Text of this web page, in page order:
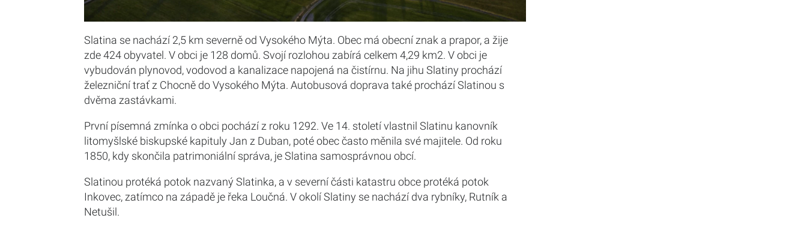
Slatina se nachází 2,5 km severně od Vysokého Mýta. Obec má obecní znak a prapor, a žije
zde 424 obyvatel. V obci je 128 domů. Svojí rozlohou zabírá celkem 4,29 km2. V obci je
vybudován plynovod, vodovod a kanalizace napojená na čistírnu. Na jihu Slatiny prochází
železniční trať z Chocně do Vysokého Mýta. Autobusová doprava také prochází Slatinou s
dvěma zastávkami.
První písemná zmínka o obci pochází z roku 1292. Ve 14. století vlastnil Slatinu kanovník
litomyšlské biskupské kapituly Jan z Duban, poté obec často měnila své majitele. Od roku
1850, kdy skončila patrimoniální správa, je Slatina samosprávnou obcí.
Slatinou protéká potok nazvaný Slatinka, a v severní části katastru obce protéká potok
Inkovec, zatímco na západě je řeka Loučná. V okolí Slatiny se nachází dva rybníky, Rutník a
Netušil.